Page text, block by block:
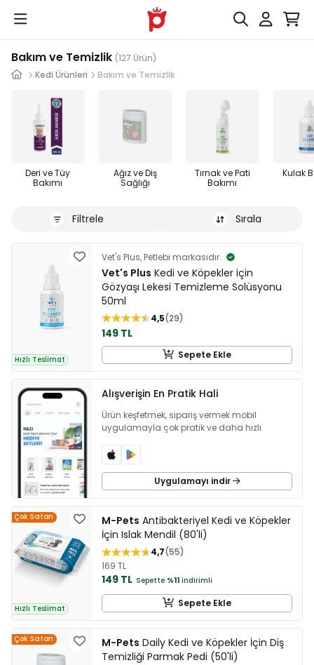
Bakım ve Temizlik (127 Ürün)
Kedi Ürünleri
Bakım ve Temizlik
Deri ve Tüy
Bakımı
Ağız ve Diş
Sağlığı
Tırnak ve Pati
Bakımı
Kulak
Filtrele Sırala
Hızlı Teslimat
Vet's Plus, Petlebi markasıdır.
Vet's Plus Kedi ve Köpekler için
Gözyaşı Lekesi Temizleme Solüsyonu
50ml
4,5 29
149 TL
Sepete Ekle
Alışverişin En Pratik Hali
Ürün keşfetmek, sipariş vermek mobil
uygulamayla çok pratik ve daha hızlı.
Uygulamayı indir
Çok Satan
Hızlı Teslimat
M-Pets Antibakteriyel Kedi ve Köpekler
İçin Islak Mendil (80'li)
4,7 55
169 TL
149 TL Sepette %11 indirimli
Sepete Ekle
Çok Satan M-Pets Daily Kedi ve Köpekler İçin Diş
Temizliği Parmak Pedi (50'li)